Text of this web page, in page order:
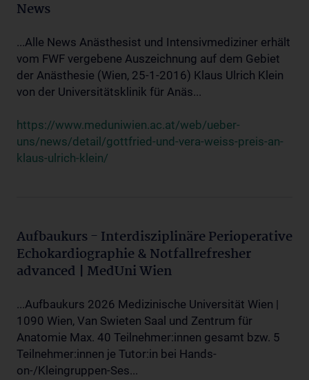
News
...Alle News Anästhesist und Intensivmediziner erhält
vom FWF vergebene Auszeichnung auf dem Gebiet
der Anästhesie (Wien, 25-1-2016) Klaus Ulrich Klein
von der Universitätsklinik für Anäs...
https://www.meduniwien.ac.at/web/ueber-
uns/news/detail/gottfried-und-vera-weiss-preis-an-
klaus-ulrich-klein/
Aufbaukurs - Interdisziplinäre Perioperative
Echokardiographie & Notfallrefresher
advanced | MedUni Wien
...Aufbaukurs 2026 Medizinische Universität Wien |
1090 Wien, Van Swieten Saal und Zentrum für
Anatomie Max. 40 Teilnehmer:innen gesamt bzw. 5
Teilnehmer:innen je Tutor:in bei Hands-
on-/Kleingruppen-Ses...